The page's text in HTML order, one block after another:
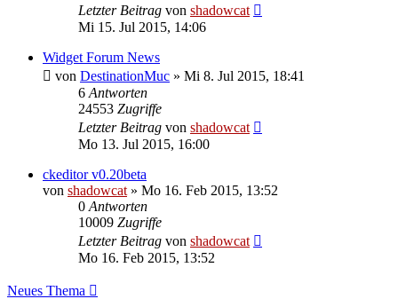
Letzter Beitrag von shadowcat
Mi 15. Jul 2015, 14:06
Widget Forum News
von DestinationMuc » Mi 8. Jul 2015, 18:41
6 Antworten
24553 Zugriffe
Letzter Beitrag von shadowcat
Mo 13. Jul 2015, 16:00
ckeditor v0.20beta
von shadowcat » Mo 16. Feb 2015, 13:52
0 Antworten
10009 Zugriffe
Letzter Beitrag von shadowcat
Mo 16. Feb 2015, 13:52
Neues Thema